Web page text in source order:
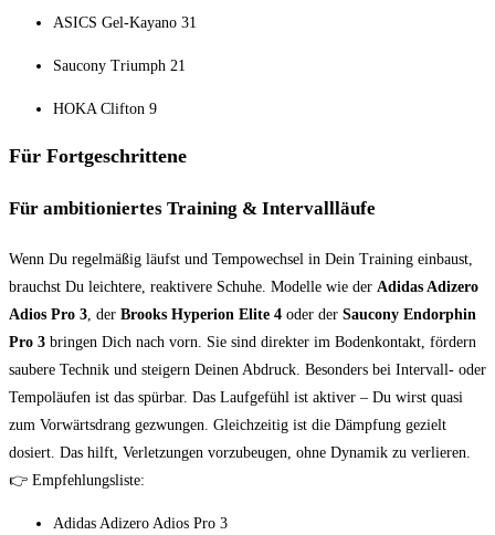
ASICS Gel-Kayano 31
Saucony Triumph 21
HOKA Clifton 9
Für Fortgeschrittene
Für ambitioniertes Training & Intervallläufe
Wenn Du regelmäßig läufst und Tempowechsel in Dein Training einbaust,
brauchst Du leichtere, reaktivere Schuhe. Modelle wie der Adidas Adizero
Adios Pro 3, der Brooks Hyperion Elite 4 oder der Saucony Endorphin
Pro 3 bringen Dich nach vorn. Sie sind direkter im Bodenkontakt, fördern
saubere Technik und steigern Deinen Abdruck. Besonders bei Intervall- oder
Tempoläufen ist das spürbar. Das Laufgefühl ist aktiver – Du wirst quasi
zum Vorwärtsdrang gezwungen. Gleichzeitig ist die Dämpfung gezielt
dosiert. Das hilft, Verletzungen vorzubeugen, ohne Dynamik zu verlieren.
👉 Empfehlungsliste:
Adidas Adizero Adios Pro 3